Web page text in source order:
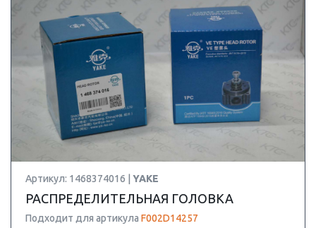
Артикул: 1468374016 | YAKE
РАСПРЕДЕЛИТЕЛЬНАЯ ГОЛОВКА
Подходит для артикула F002D14257